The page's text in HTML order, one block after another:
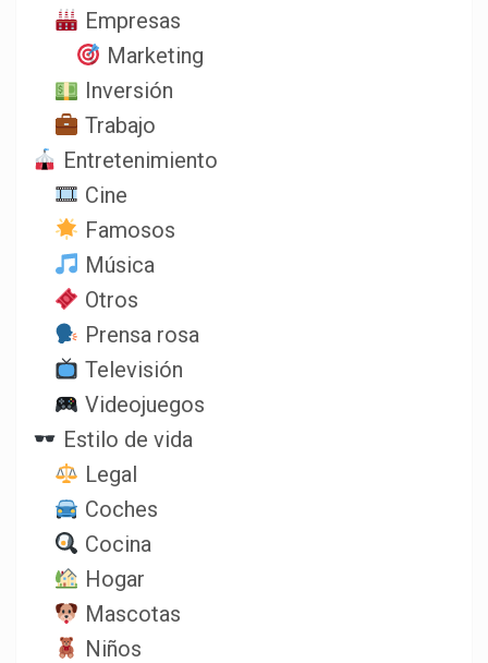
Empresas
Marketing
Inversión
Trabajo
Entretenimiento
Cine
Famosos
Música
Otros
Prensa rosa
Televisión
Videojuegos
Estilo de vida
Legal
Coches
Cocina
Hogar
Mascotas
Niños